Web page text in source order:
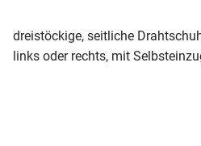
dreistöckige, seitliche
links oder rechts, mit